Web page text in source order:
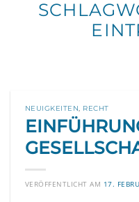
NEUIGKEITEN, RECHT
VERÖFFENTLICHT AM 17.